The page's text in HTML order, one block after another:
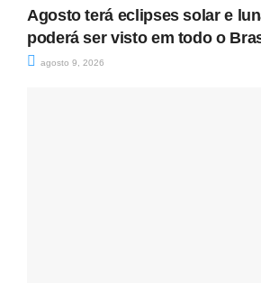
Agosto terá eclipses solar e
poderá ser visto em todo o
agosto 9, 2026